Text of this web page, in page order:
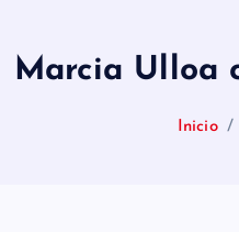
Marcia Ulloa
Inicio